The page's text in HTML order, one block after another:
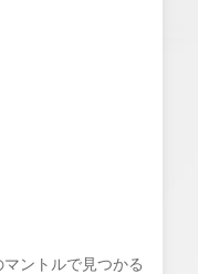
ントルで見つかる